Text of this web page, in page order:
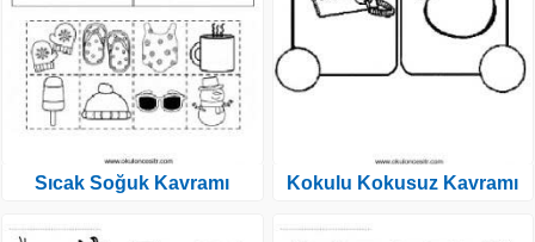
Sıcak Soğuk Kavramı Kokulu Kokusuz Kavramı